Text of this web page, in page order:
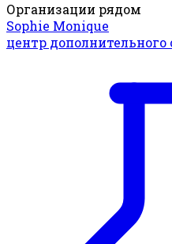
Организации рядом
Sophie Monique
центр дополнительного